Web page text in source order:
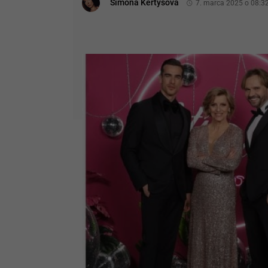
Simona Kertysová 7. marca 2025 o